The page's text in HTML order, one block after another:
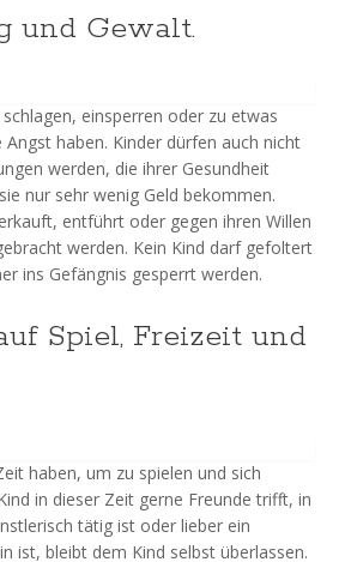
und Gewalt.
einsperren oder zu etwas
haben. Kinder dürfen auch nicht
werden, die ihrer Gesundheit
nur sehr wenig Geld bekommen.
entführt oder gegen ihren Willen
werden. Kein Kind darf gefoltert
ins Gefängnis gesperrt werden.
Spiel, Freizeit und
haben, um zu spielen und sich
in dieser Zeit gerne Freunde trifft, in
tätig ist oder lieber ein
ist, bleibt dem Kind selbst überlassen.